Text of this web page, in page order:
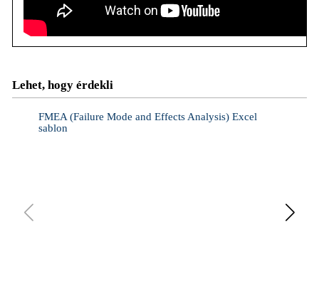
Lehet, hogy érdekli
FMEA (Failure Mode and Effects Analysis) Excel
sablon